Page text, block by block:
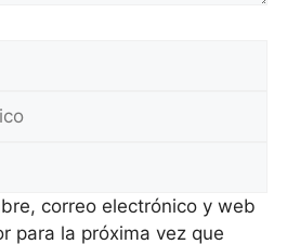
correo electrónico y web
para la próxima vez que